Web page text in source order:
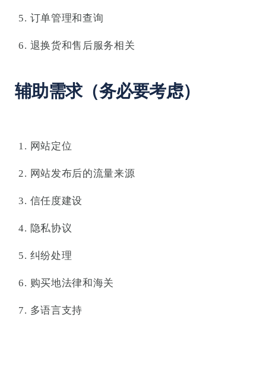
订单管理和查询
退换货和售后服务相关
辅助需求（务必要考虑）
网站定位
网站发布后的流量来源
信任度建设
隐私协议
纠纷处理
购买地法律和海关
多语言支持